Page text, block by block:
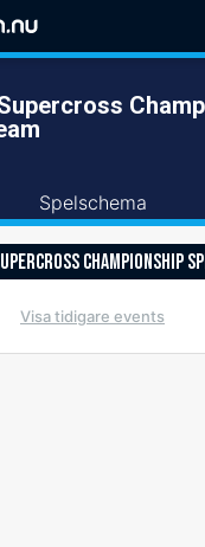
Spelschema
CHAMPIONSHIP
Visa tidigare events